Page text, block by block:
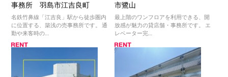
事務所 羽島市江吉良町
名鉄竹鼻線「江吉良」駅から徒歩圏内
に位置する、築浅の売事務所です。 通
勤や来客時の…
市鷺山
最上階のワンフロアを利用できる、開
放感が魅力の貸店舗・事務所です。 エ
レベーター完…